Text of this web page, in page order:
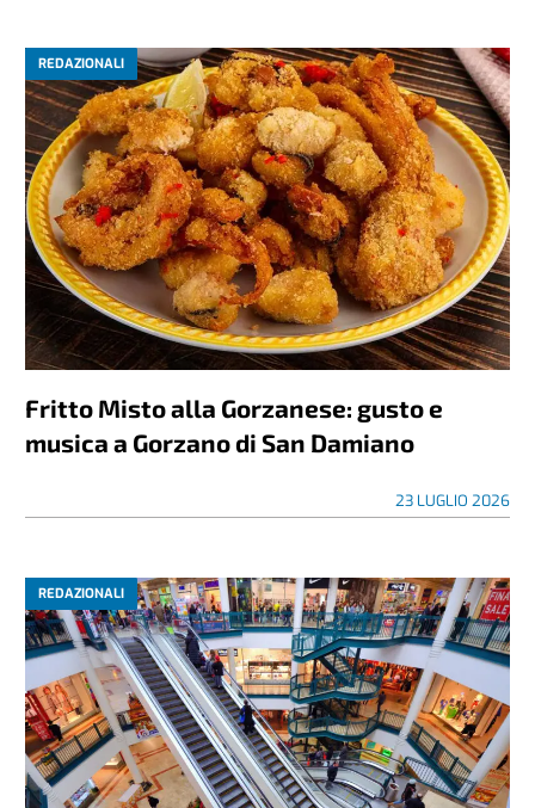
REDAZIONALI
Fritto Misto alla Gorzanese: gusto e
musica a Gorzano di San Damiano
23 LUGLIO 2026
REDAZIONALI